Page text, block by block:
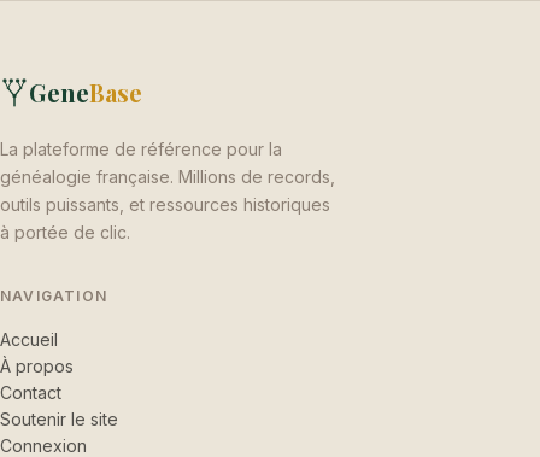
GeneBase
La plateforme de référence pour la
généalogie française. Millions de records,
outils puissants, et ressources historiques
à portée de clic.
NAVIGATION
Accueil
À propos
Contact
Soutenir le site
Connexion